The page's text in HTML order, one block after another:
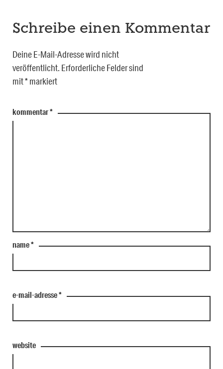
Schreibe einen Kommentar
Deine E-Mail-Adresse wird nicht
veröffentlicht. Erforderliche Felder sind
mit*markiert
kommentar*
name*
e-mail-adresse*
website